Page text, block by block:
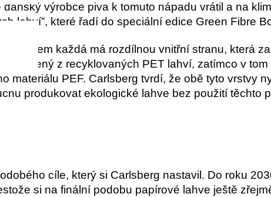
výrobce piva k tomuto nápadu vrátil a na
lahví”, které řadí do speciální edice Green Fibre
ovšem každá má rozdílnou vnitřní stranu, která
z recyklovaných PET lahví, zatímco v
materiálu PEF. Carlsberg tvrdí, že obě tyto vrstvy
produkovat ekologické lahve bez použití těchto
cíle, který si Carlsberg nastavil. Do roku
si na finální podobu papírové lahve ještě